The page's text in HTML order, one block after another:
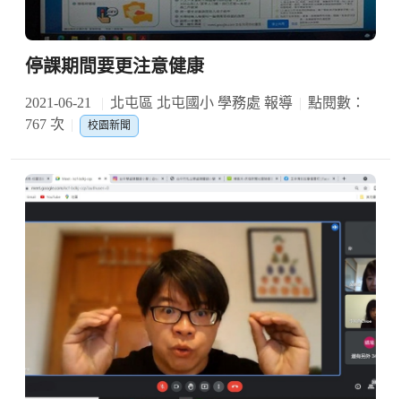
停課期間要更注意健康
2021-06-21 北屯區 北屯國小 學務處 報導
點閱數：
767 次
校園新聞